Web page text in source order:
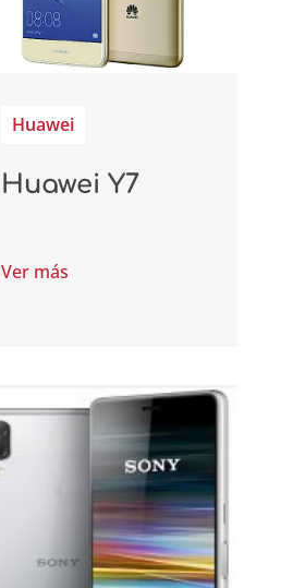
Huawei
Huawei Y7
Ver más